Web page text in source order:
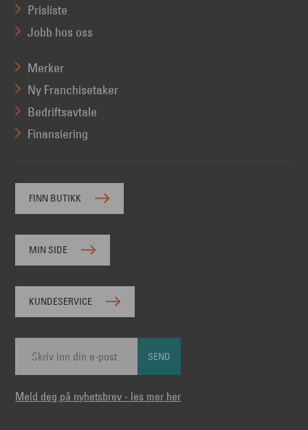
Prisliste
Jobb hos oss
Merker
Ny Franchisetaker
Bedriftsavtale
Finansiering
FINN BUTIKK
MIN SIDE
KUNDESERVICE
SEND
Meld deg på nyhetsbrev - les mer her